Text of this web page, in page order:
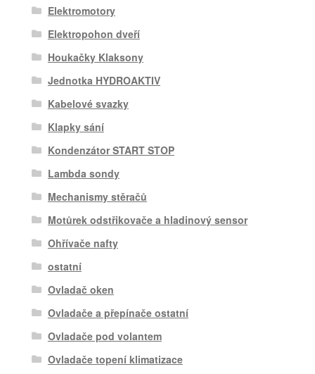
Elektromotory
Elektropohon dveří
Houkačky Klaksony
Jednotka HYDROAKTIV
Kabelové svazky
Klapky sání
Kondenzátor START STOP
Lambda sondy
Mechanismy stěračů
Motůrek odstřikovače a hladinový sensor
Ohřívače nafty
ostatní
Ovladač oken
Ovladače a přepínače ostatní
Ovladače pod volantem
Ovladače topení klimatizace